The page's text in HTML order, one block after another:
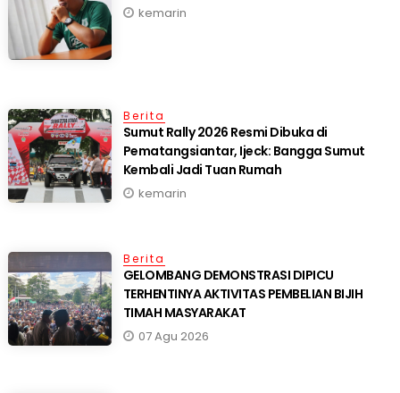
kemarin
Berita
Sumut Rally 2026 Resmi Dibuka di
Pematangsiantar, Ijeck: Bangga Sumut
Kembali Jadi Tuan Rumah
kemarin
Berita
GELOMBANG DEMONSTRASI DIPICU
TERHENTINYA AKTIVITAS PEMBELIAN BIJIH
TIMAH MASYARAKAT
07 Agu 2026